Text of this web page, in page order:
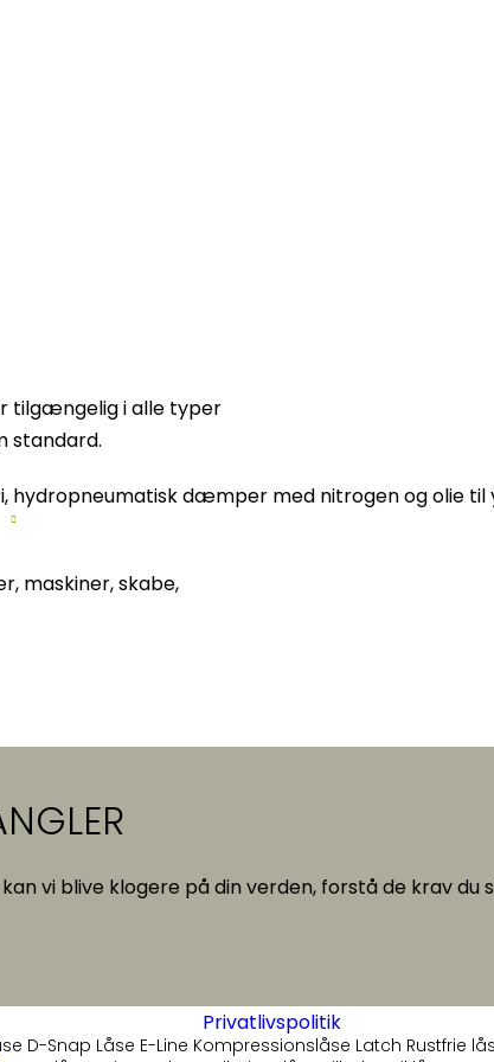
D-Snap Låse E-Line Kompressionslåse Latch Rustfrie
tilgængelig i alle typer
standard.
hydropneumatisk dæmper med nitrogen og olie
maskiner, skabe,
vi blive klogere på din verden, forstå de krav
Privatlivspolitik